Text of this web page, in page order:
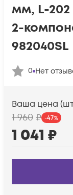
мм, L-
2-
982040SL
0 Нет
Ваша цена
1 960 ₽ -47%
1 041 ₽